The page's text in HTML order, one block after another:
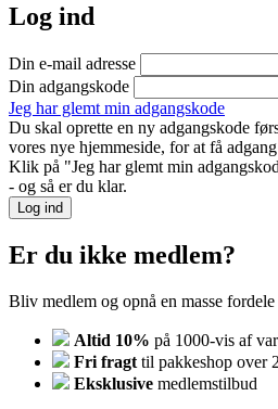
Log ind
Din e-mail adresse
Din adgangskode
Jeg har glemt min adgangskode
Du skal oprette en ny adgangskode
vores nye hjemmeside, for at få
Klik på "Jeg har glemt min
- og så er du klar.
Log ind
Er du ikke medlem?
Bliv medlem og opnå en masse fordele
Altid 10% på 1000-vis af
Fri fragt til pakkeshop over
Eksklusive medlemstilbud